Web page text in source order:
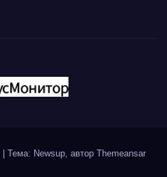
Тема: Newsup, автор Themeansar